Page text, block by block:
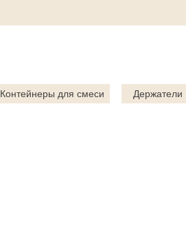
Держатели
Контейнеры для смеси